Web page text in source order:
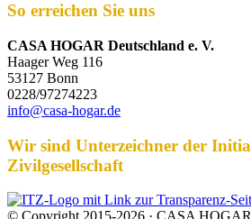
So erreichen Sie uns
CASA HOGAR Deutschland e. V.
Haager Weg 116
53127 Bonn
0228/97274223
info@casa-hogar.de
Wir sind Unterzeichner der
Zivilgesellschaft